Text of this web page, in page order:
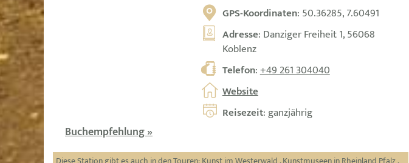
GPS-Koordinaten: 50.36285, 7.60491
Adresse: Danziger Freiheit 1, 56068
Koblenz
Telefon:+49 261 304040
Website
Reisezeit: ganzjährig
Buchempfehlung »